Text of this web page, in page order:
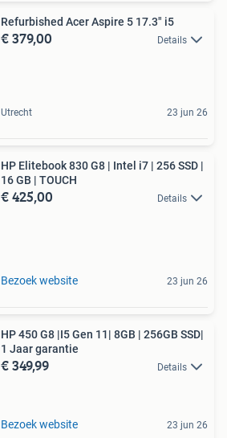
Refurbished Acer Aspire 5 17.3" i5
€ 379,00 Details
Utrecht 23 jun 26
HP Elitebook 830 G8 | Intel i7 | 256 SSD |
16 GB | TOUCH
€ 425,00 Details
Bezoek website 23 jun 26
HP 450 G8 |I5 Gen 11| 8GB | 256GB SSD|
1 Jaar garantie
€ 349,99 Details
Bezoek website 23 jun 26